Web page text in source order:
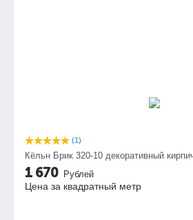
(1)
Кёльн Брик 320-10 декоративный
1 670 Рублей
Цена за квадратный метр